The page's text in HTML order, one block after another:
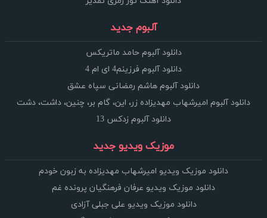
آلبوم جدید
دانلود آلبوم حامد ماتریکس
دانلود آلبوم فرزینم4 ای ام 4
دانلود آلبوم هاشم رمضانی سپاه عشق
دانلود آلبوم امیرشهاب مهدیزاده زر، این، گام بر، چنین، داشت، دشت
دانلود آلبوم زدکس 13
موزیک ویدیو جدید
دانلود موزیک ویدیو امیرشهاب مهدیزاده به زبون خودم
دانلود موزیک ویدیو عرفان فرهنگیان پرونده غم
دانلود موزیک ویدیو علی جبلی آزادی